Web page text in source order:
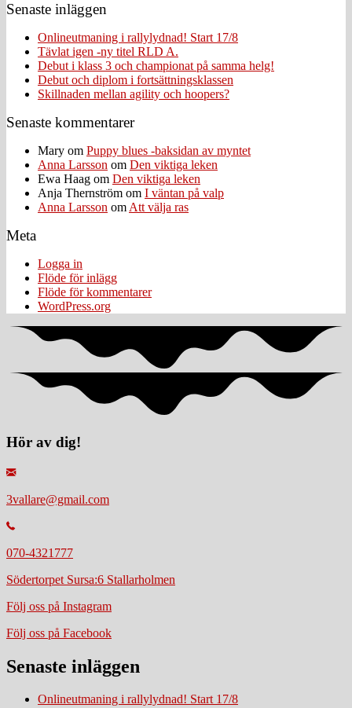
Senaste inläggen
Onlineutmaning i rallylydnad! Start 17/8
Tävlat igen -ny titel RLD A.
Debut i klass 3 och championat på samma helg!
Debut och diplom i fortsättningsklassen
Skillnaden mellan agility och hoopers?
Senaste kommentarer
Mary om Puppy blues -baksidan av myntet
Anna Larsson om Den viktiga leken
Ewa Haag om Den viktiga leken
Anja Thernström om I väntan på valp
Anna Larsson om Att välja ras
Meta
Logga in
Flöde för inlägg
Flöde för kommentarer
WordPress.org
Hör av dig!
3vallare@gmail.com
070-4321777
Södertorpet Sursa:6 Stallarholmen
Följ oss på Instagram
Följ oss på Facebook
Senaste inläggen
Onlineutmaning i rallylydnad! Start 17/8